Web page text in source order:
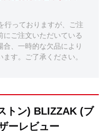
行っておりますが、ご注
ご注文いただいている
、一時的な欠品により
す。ご了承ください。
トン) BLIZZAK (ブ
ーレビュー